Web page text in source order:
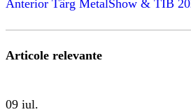
Anterior Târg MetalShow & TIB
Articole relevante
09 iul.